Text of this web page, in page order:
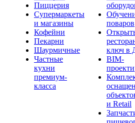
Пиццерия
Супермаркеты
и магазины
Кофейни
Пекарни
Шаурмичные
Частные
кухни
премиум-
класса
поваров
ключ в
BIM-
и Retail